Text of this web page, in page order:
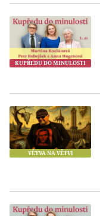
KUPŘEDU DO MINULOSTI
VĚTVA NA VĚTVI